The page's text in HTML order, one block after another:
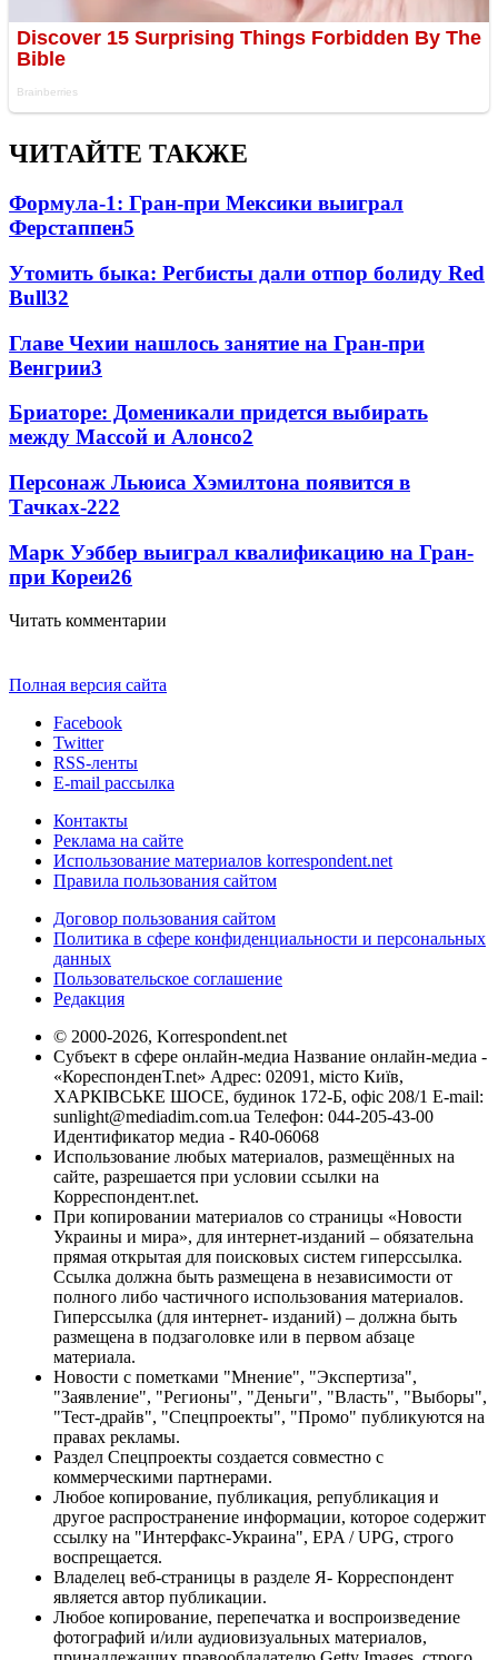
ЧИТАЙТЕ ТАКЖЕ
Формула-1: Гран-при Мексики выиграл
Ферстаппен5
Утомить быка: Регбисты дали отпор болиду Red
Bull32
Главе Чехии нашлось занятие на Гран-при
Венгрии3
Бриаторе: Доменикали придется выбирать
между Массой и Алонсо2
Персонаж Льюиса Хэмилтона появится в
Тачках-222
Марк Уэббер выиграл квалификацию на Гран-
при Кореи26
Читать комментарии
Полная версия сайта
Facebook
Twitter
RSS-ленты
E-mail рассылка
Контакты
Реклама на сайте
Использование материалов korrespondent.net
Правила пользования сайтом
Договор пользования сайтом
Политика в сфере конфиденциальности и персональных
данных
Пользовательское соглашение
Редакция
© 2000-2026, Korrespondent.net
Субъект в сфере онлайн-медиа Название онлайн-медиа -
«КореспонденТ.net» Адрес: 02091, місто Київ,
ХАРКІВСЬКЕ ШОСЕ, будинок 172-Б, офіс 208/1 E-mail:
sunlight@mediadim.com.ua Телефон: 044-205-43-00
Идентификатор медиа - R40-06068
Использование любых материалов, размещённых на
сайте, разрешается при условии ссылки на
Корреспондент.net.
При копировании материалов со страницы «Новости
Украины и мира», для интернет-изданий – обязательна
прямая открытая для поисковых систем гиперссылка.
Ссылка должна быть размещена в независимости от
полного либо частичного использования материалов.
Гиперссылка (для интернет- изданий) – должна быть
размещена в подзаголовке или в первом абзаце
материала.
Новости с пометками "Мнение", "Экспертиза",
"Заявление", "Регионы", "Деньги", "Власть", "Выборы",
"Тест-драйв", "Спецпроекты", "Промо" публикуются на
правах рекламы.
Раздел Спецпроекты создается совместно с
коммерческими партнерами.
Любое копирование, публикация, републикация и
другое распространение информации, которое содержит
ссылку на "Интерфакс-Украина", EPA / UPG, строго
воспрещается.
Владелец веб-страницы в разделе Я- Корреспондент
является автор публикации.
Любое копирование, перепечатка и воспроизведение
фотографий и/или аудиовизуальных материалов,